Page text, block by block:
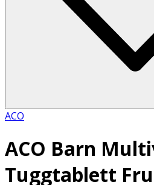
ACO
ACO Barn
Tuggtablett